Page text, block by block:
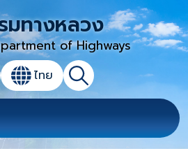
มทางหลวง
of Highways
ผังเว็บไซต์
เปลี่ยนภาษา
ไทย ค้นหา
งค้นหาข้อมูลหลักของเว็บไซต์